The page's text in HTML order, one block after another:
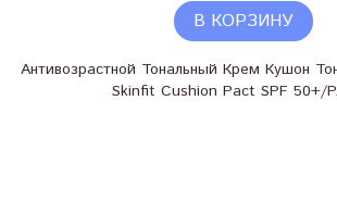
В КОРЗИНУ
Антивозрастной Тональный Крем Кушон
Skinfit Cushion Pact SPF 50+/